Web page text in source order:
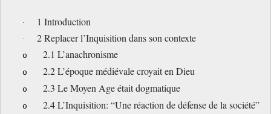
· 1 Introduction
· 2 Replacer l’Inquisition dans son contexte
o 2.1 L’anachronisme
o 2.2 L’époque médiévale croyait en Dieu
o 2.3 Le Moyen Age était dogmatique
o
2.4 L’Inquisition: “Une réaction de défense de la société”